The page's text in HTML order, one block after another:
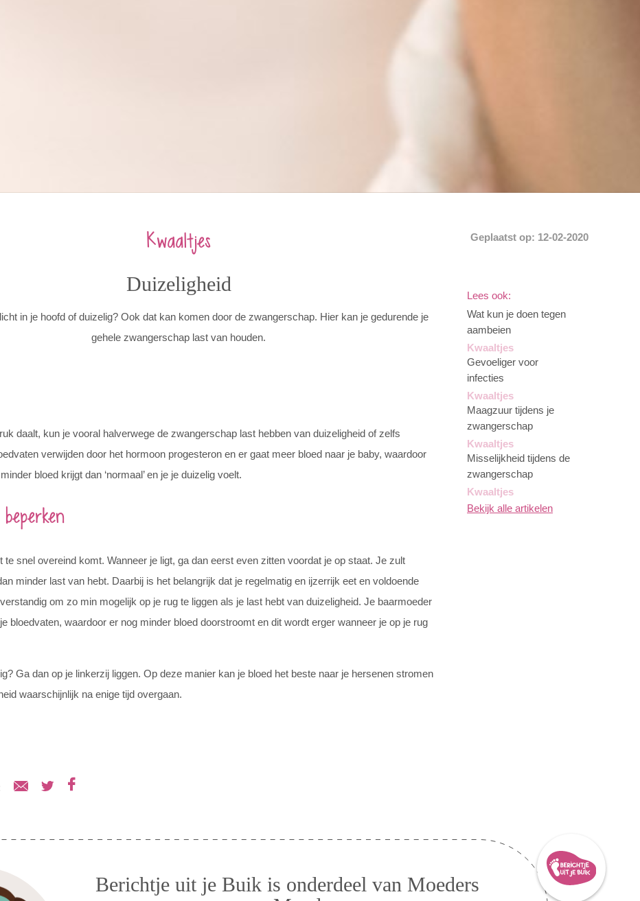
Lees ook:
Wat kun je doen tegen
aambeien
Kwaaltjes
Gevoeliger voor
infecties
Kwaaltjes
Maagzuur tijdens je
zwangerschap
Kwaaltjes
Misselijkheid tijdens de
zwangerschap
Kwaaltjes
Bekijk alle artikelen
Kwaaltjes Geplaatst op: 12-02-2020
Duizeligheid
in je hoofd of duizelig? Ook dat kan komen door de zwangerschap. Hier kan je gedurende je
gehele zwangerschap last van houden.
daalt, kun je vooral halverwege de zwangerschap last hebben van duizeligheid of zelfs
verwijden door het hormoon progesteron en er gaat meer bloed naar je baby, waardoor
bloed krijgt dan ‘normaal’ en je je duizelig voelt.
te snel overeind komt. Wanneer je ligt, ga dan eerst even zitten voordat je op staat. Je zult
minder last van hebt. Daarbij is het belangrijk dat je regelmatig en ijzerrijk eet en voldoende
om zo min mogelijk op je rug te liggen als je last hebt van duizeligheid. Je baarmoeder
bloedvaten, waardoor er nog minder bloed doorstroomt en dit wordt erger wanneer je op je rug
Ga dan op je linkerzij liggen. Op deze manier kan je bloed het beste naar je hersenen stromen
waarschijnlijk na enige tijd overgaan.
Berichtje uit je Buik is onderdeel van Moeders